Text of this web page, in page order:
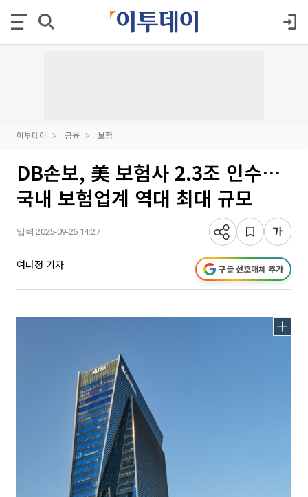
이투데이 금융 보험
DB손보, 美 보험사 2.3조 인수…
국내 보험업계 역대 최대 규모
입력 2025-09-26 14:27
여다정 기자 구글 선호매체 추가